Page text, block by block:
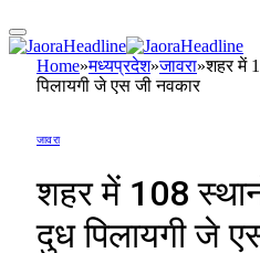
Home»मध्यप्रदेश»जावरा»शहर में
पिलायगी जे एस जी नवकार
जावरा
शहर में 108
दुध पिलायगी जे